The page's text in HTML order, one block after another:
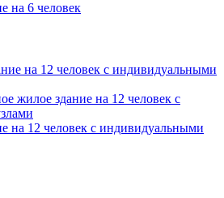
на 6 человек
на 12 человек с индивидуальными